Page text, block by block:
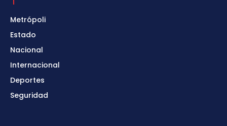
Metrópoli
Estado
Nacional
Internacional
Deportes
Seguridad